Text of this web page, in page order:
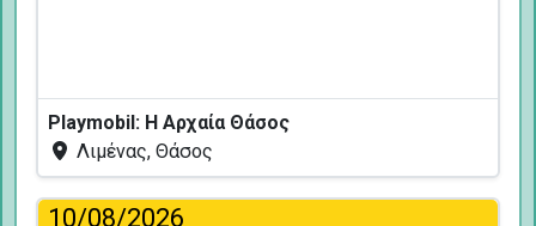
Playmobil: Η Αρχαία Θάσος
Λιμένας, Θάσος
10/08/2026